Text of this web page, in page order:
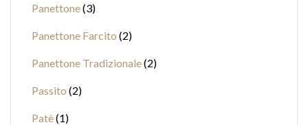
Panettone 3
Panettone Farcito 2
Panettone Tradizionale 2
Passito 2
Patè 1